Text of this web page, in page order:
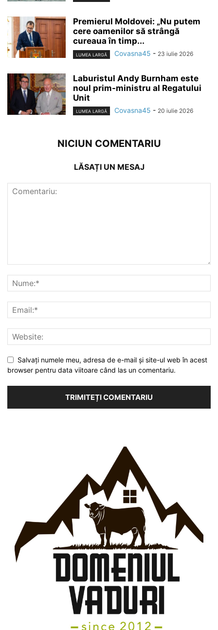
Premierul Moldovei: „Nu putem
cere oamenilor să strângă
cureaua în timp...
LUMEA LARGĂ Covasna45 - 23 iulie 2026
Laburistul Andy Burnham este
noul prim-ministru al Regatului
Unit
LUMEA LARGĂ Covasna45 - 20 iulie 2026
NICIUN COMENTARIU
LĂSAȚI UN MESAJ
Salvați numele meu, adresa de e-mail și site-ul web în acest
browser pentru data viitoare când las un comentariu.